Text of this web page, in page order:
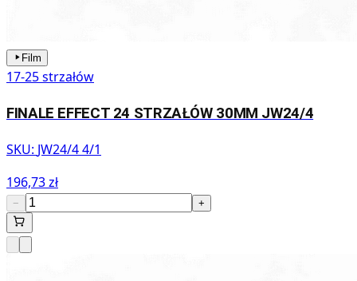
Film
17-25 strzałów
FINALE EFFECT 24 STRZAŁÓW 30MM JW24/4
SKU: JW24/4 4/1
196,73 zł
− +